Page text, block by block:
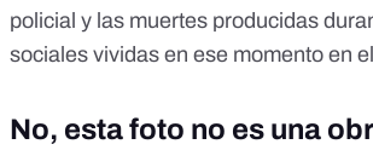
policial y las muertes producidas
sociales vividas en ese momento en
No, esta foto no es una